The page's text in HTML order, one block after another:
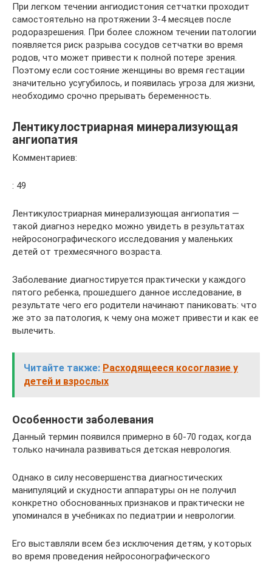
При легком течении ангиодистония сетчатки проходит
самостоятельно на протяжении 3-4 месяцев после
родоразрешения. При более сложном течении патологии
появляется риск разрыва сосудов сетчатки во время
родов, что может привести к полной потере зрения.
Поэтому если состояние женщины во время гестации
значительно усугубилось, и появилась угроза для жизни,
необходимо срочно прерывать беременность.
Лентикулостриарная минерализующая
ангиопатия
Комментариев:
: 49
Лентикулостриарная минерализующая ангиопатия —
такой диагноз нередко можно увидеть в результатах
нейросонографического исследования у маленьких
детей от трехмесячного возраста.
Заболевание диагностируется практически у каждого
пятого ребенка, прошедшего данное исследование, в
результате чего его родители начинают паниковать: что
же это за патология, к чему она может привести и как ее
вылечить.
Читайте также: Расходящееся косоглазие у
детей и взрослых
Особенности заболевания
Данный термин появился примерно в 60-70 годах, когда
только начинала развиваться детская неврология.
Однако в силу несовершенства диагностических
манипуляций и скудности аппаратуры он не получил
конкретно обоснованных признаков и практически не
упоминался в учебниках по педиатрии и неврологии.
Его выставляли всем без исключения детям, у которых
во время проведения нейросонографического